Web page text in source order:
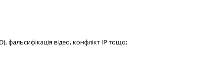
фальсифікація відео, конфлікт IP тощо;